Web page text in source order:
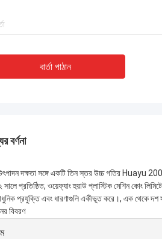
বার্তা পাঠান
বর্ণনা
দক্ষতা সঙ্গে একটি তিন স্তর উচ্চ গতির Huayu
প্রতিষ্ঠিত, ওয়েফ্যাং হুয়াউ প্লাস্টিক মেশিন কোং
প্রযুক্তি এবং ধারণাগুলি একীভূত করে।, এক থেকে দশ
বিবরণ